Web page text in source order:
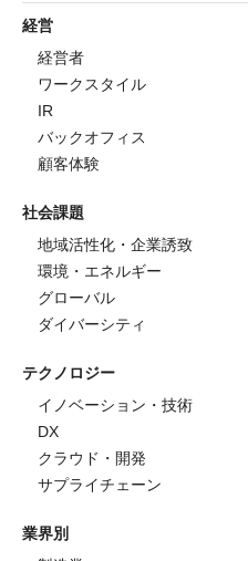
経営
経営者
ワークスタイル
IR
バックオフィス
顧客体験
社会課題
地域活性化・企業誘致
環境・エネルギー
グローバル
ダイバーシティ
テクノロジー
イノベーション・技術
DX
クラウド・開発
サプライチェーン
業界別